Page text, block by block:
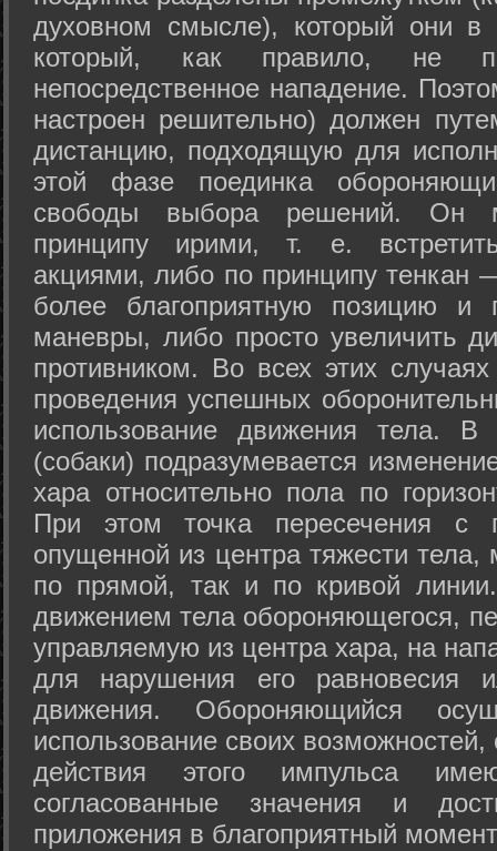
духовном смысле), который они в
который, как правило, не
непосредственное нападение.
настроен решительно) должен
дистанцию, подходящую для
этой фазе поединка
свободы выбора решений. Он
принципу ирими, т. е.
акциями, либо по принципу тенкан
более благоприятную позицию и
маневры, либо просто увеличить
противником. Во всех этих
проведения успешных
использование движения тела.
(собаки) подразумевается
хара относительно пола по
При этом точка пересечения с
опущенной из центра тяжести
по прямой, так и по кривой
движением тела обороняющегося,
управляемую из центра хара, на
для нарушения его равновесия
движения. Обороняющийся
использование своих
действия этого импульса
согласованные значения и
приложения в благоприятный